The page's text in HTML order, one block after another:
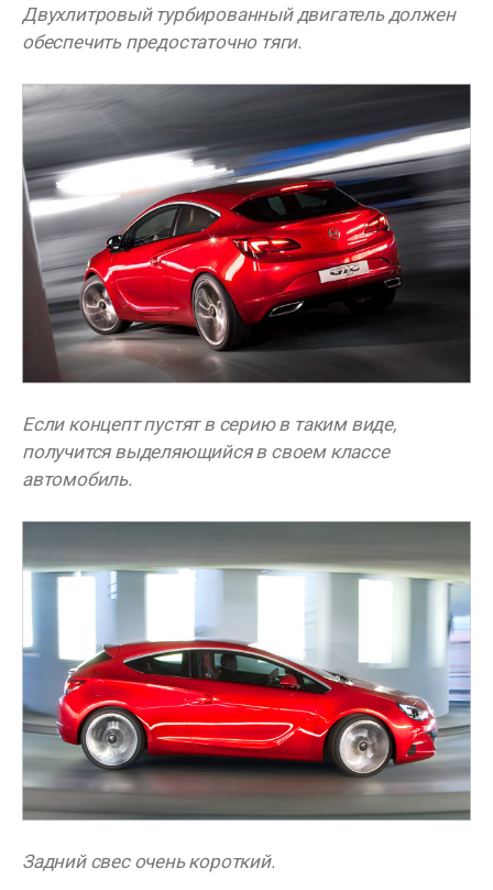
Двухлитровый турбированный двигатель должен
обеспечить предостаточно тяги.
Если концепт пустят в серию в таким виде,
получится выделяющийся в своем классе
автомобиль.
Задний свес очень короткий.